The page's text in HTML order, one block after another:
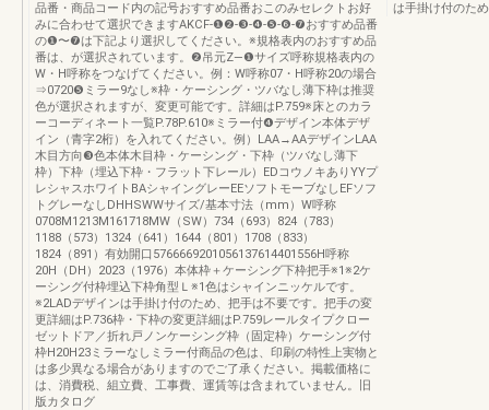
品番・商品コード内の記号おすすめ品番おこのみセレクトお好
みに合わせて選択できますAKCF-❶❷-❸-❹-❺-❻-❼おすすめ品番
の❶〜❼は下記より選択してください。※規格表内のおすすめ品
番は、が選択されています。❷吊元Z—❶サイズ呼称規格表内の
W・H呼称をつなげてください。例：W呼称07・H呼称20の場合
⇒0720❺ミラー9なし※枠・ケーシング・ツバなし薄下枠は推奨
色が選択されますが、変更可能です。詳細はP.759※床とのカラ
ーコーディネート一覧P.78P.610※ミラー付❹デザイン本体デザ
イン（青字2桁）を入れてください。例）LAA→AAデザインLAA
木目方向❸色本体木目枠・ケーシング・下枠（ツバなし薄下
枠）下枠（埋込下枠・フラット下レール）EDコウノキありYYプ
レシャスホワイトBAシャイングレーEEソフトモーブなしEFソフ
トグレーなしDHHSWWサイズ/基本寸法（mm）W呼称
0708M1213M161718MW（SW）734（693）824（783）
1188（573）1324（641）1644（801）1708（833）
1824（891）有効開口5766669201056137614401556H呼称
20H（DH）2023（1976）本体枠＋ケーシング下枠把手※1※2ケ
ーシング付枠埋込下枠角型Ｌ※1色はシャインニッケルです。
※2LADデザインは手掛け付のため、把手は不要です。把手の変
更詳細はP.736枠・下枠の変更詳細はP.759レールタイプクロー
ゼットドア／折れ戸ノンケーシング枠（固定枠）ケーシング付
枠H20H23ミラーなしミラー付商品の色は、印刷の特性上実物と
は多少異なる場合がありますのでご了承ください。掲載価格に
は、消費税、組立費、工事費、運賃等は含まれていません。旧
版カタログ
は手掛け付のた